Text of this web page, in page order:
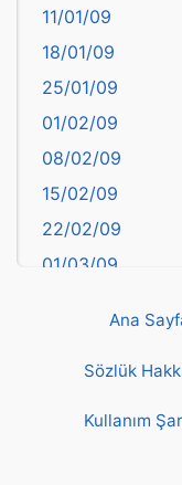
başkentler
Batman
Bayburt
Bilecik
Bingöl
Bitlis
Bolu
Burdur
Çankırı
Çorum
11/01/09
18/01/09
25/01/09
01/02/09
08/02/09
15/02/09
22/02/09
01/03/09
22/03/09
Ana
Sözlük
Kullanım